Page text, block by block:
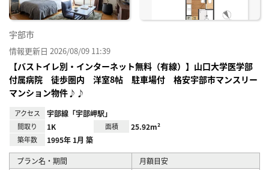
宇部市
情報更新日 2026/08/09 11:39
【バストイレ別・インターネット無料（有線）】山口大学医学部
付属病院 徒歩圏内 洋室8帖 駐車場付 格安宇部市マンスリー
マンション物件♪♪
アクセス 宇部線「宇部岬駅」
間取り 1K 面積 25.92m²
築年数 1995年 1月 築
プラン名・期間
月額目安